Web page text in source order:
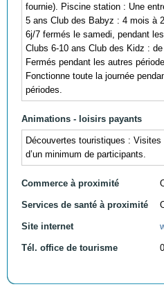
fournie). Piscine station : Une
5 ans Club des Babyz : 4 mois à
6j/7 fermés le samedi, pendant
Clubs 6-10 ans Club des Kidz :
Fermés pendant les autres
Fonctionne toute la journée
périodes.
Animations - loisirs payants
Découvertes touristiques :
d’un minimum de participants.
Commerce à proximité
Services de santé à proximité
Site internet
Tél. office de tourisme